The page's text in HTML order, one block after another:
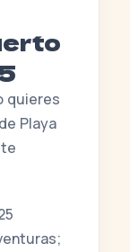
quieres
Playa